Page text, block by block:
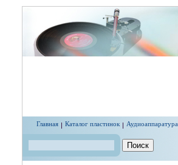
Главная Каталог пластинок Аудиоаппаратура